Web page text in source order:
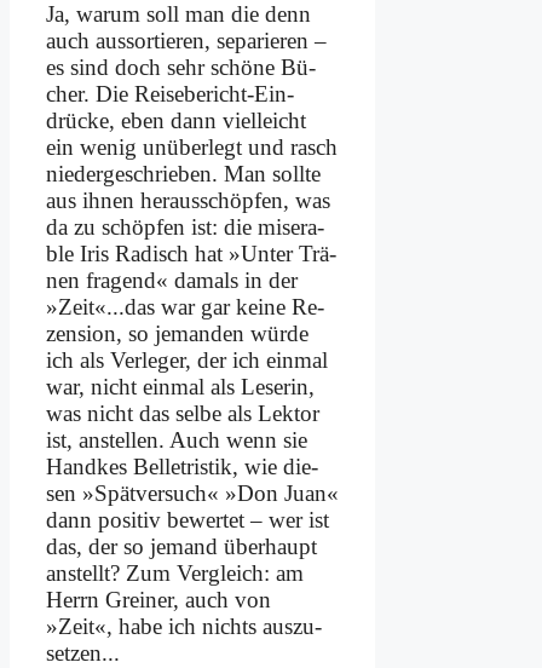
Ja, war­um soll man die denn
auch aus­sor­tie­ren, se­pa­rie­ren –
es sind doch sehr schö­ne Bü­
cher. Die Rei­se­be­richt-Ein­
drücke, eben dann viel­leicht
ein we­nig un­über­legt und rasch
nie­der­ge­schrie­ben. Man soll­te
aus ih­nen her­aus­schöp­fen, was
da zu schöp­fen ist: die mi­se­ra­
ble Iris Ra­disch hat »Un­ter Trä­
nen fra­gend« da­mals in der
»Zeit«...das war gar kei­ne Re­
zen­si­on, so je­man­den wür­de
ich als Ver­le­ger, der ich ein­mal
war, nicht ein­mal als Le­se­rin,
was nicht das sel­be als Lek­tor
ist, an­stel­len. Auch wenn sie
Hand­kes Bel­le­tri­stik, wie die­
sen »Spät­ver­such« »Don Ju­an«
dann po­si­tiv be­wer­tet – wer ist
das, der so je­mand über­haupt
an­stellt? Zum Ver­gleich: am
Herrn Grei­ner, auch von
»Zeit«, ha­be ich nichts aus­zu­
set­zen...